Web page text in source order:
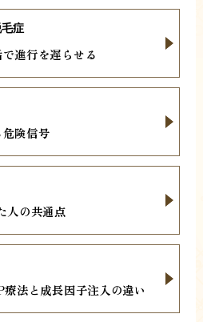
進行を遅らせる
毛症
険信号
人の共通点
法と成長因子注入の違い